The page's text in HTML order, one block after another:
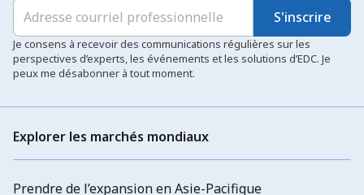
S'inscrire
Je consens à recevoir des communications régulières sur les
perspectives d’experts, les événements et les solutions d’EDC. Je
peux me désabonner à tout moment.
Explorer les marchés mondiaux
Prendre de l’expansion en Asie-Pacifique